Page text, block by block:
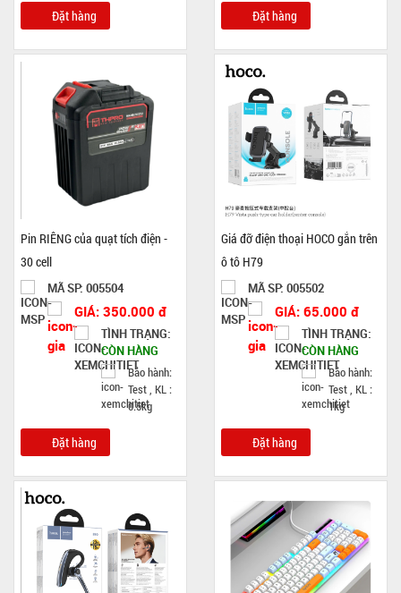
Đặt hàng Đặt hàng
Pin RIÊNG của quạt tích điện -
30 cell
MÃ SP: 005504
GIÁ: 350.000 đ
TÌNH TRẠNG:
CÒN HÀNG
Bảo hành:
Test , KL :
0.5kg
Đặt hàng
Giá đỡ điện thoại HOCO gắn trên
ô tô H79
MÃ SP: 005502
GIÁ: 65.000 đ
TÌNH TRẠNG:
CÒN HÀNG
Bảo hành:
Test , KL :
1kg
Đặt hàng